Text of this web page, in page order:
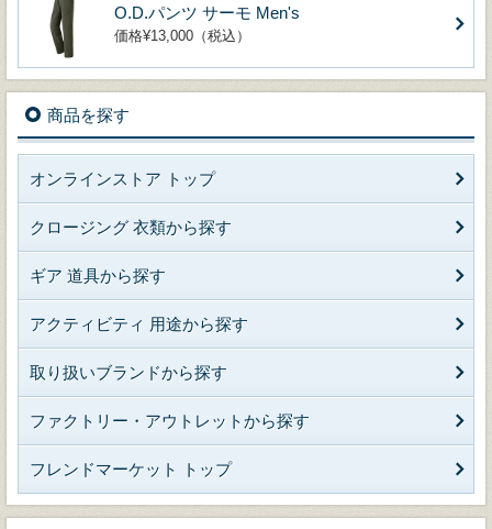
O.D.パンツ サーモ Men's
価格¥13,000（税込）
商品を探す
オンラインストア トップ
クロージング 衣類から探す
ギア 道具から探す
アクティビティ 用途から探す
取り扱いブランドから探す
ファクトリー・アウトレットから探す
フレンドマーケット トップ